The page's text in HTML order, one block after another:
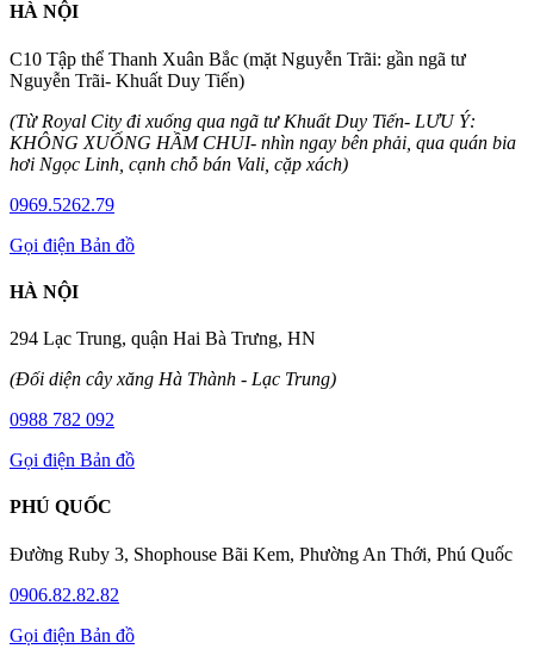
HÀ NỘI
C10 Tập thể Thanh Xuân Bắc (mặt Nguyễn Trãi: gần ngã tư
Nguyễn Trãi- Khuất Duy Tiến)
(Từ Royal City đi xuống qua ngã tư Khuất Duy Tiến- LƯU Ý:
KHÔNG XUỐNG HẦM CHUI- nhìn ngay bên phải, qua quán bia
hơi Ngọc Linh, cạnh chỗ bán Vali, cặp xách)
0969.5262.79
Gọi điện Bản đồ
HÀ NỘI
294 Lạc Trung, quận Hai Bà Trưng, HN
(Đối diện cây xăng Hà Thành - Lạc Trung)
0988 782 092
Gọi điện Bản đồ
PHÚ QUỐC
Đường Ruby 3, Shophouse Bãi Kem, Phường An Thới, Phú Quốc
0906.82.82.82
Gọi điện Bản đồ